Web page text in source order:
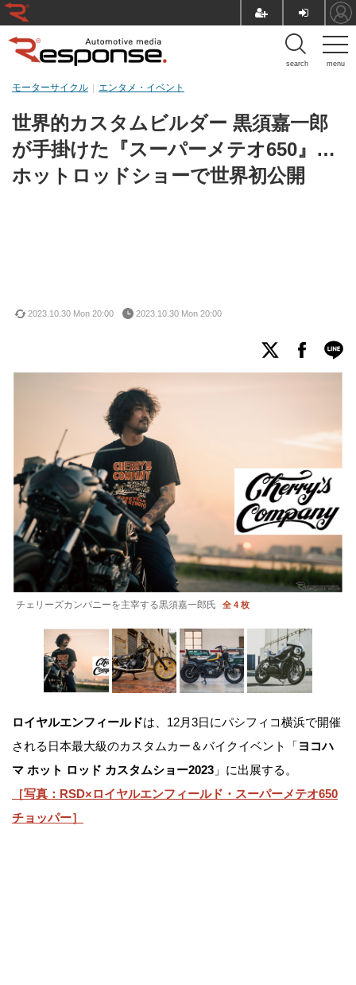
menu
search
世界的カスタムビルダー 黒須嘉一郎
が手掛けた『スーパーメテオ650』…
ホットロッドショーで世界初公開
モーターサイクル エンタメ・イベント
2023.10.30 Mon 20:00 2023.10.30 Mon 20:00
チェリーズカンパニーを主宰する黒須嘉一郎氏 全 4 枚
ロイヤルエンフィールドは、12月3日にパシフィコ横浜で開催
される日本最大級のカスタムカー＆バイクイベント「ヨコハ
マ ホット ロッド カスタムショー2023 」に出展する。
［写真：RSD×ロイヤルエンフィールド・スーパーメテオ650
チョッパー］